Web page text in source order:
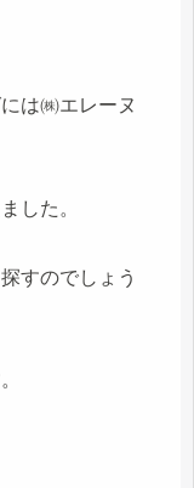
は㈱エレーヌ
した。
すのでしょう